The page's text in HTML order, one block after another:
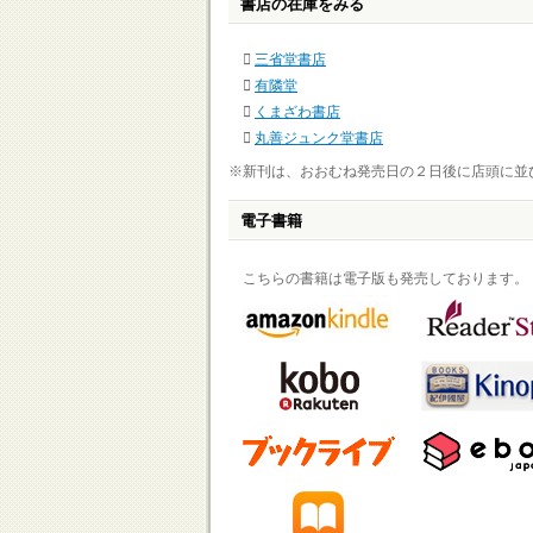
書店の在庫をみる
三省堂書店
有隣堂
くまざわ書店
丸善ジュンク堂書店
※新刊は、おおむね発売日の２日後に店頭に並
電子書籍
こちらの書籍は電子版も発売しております。